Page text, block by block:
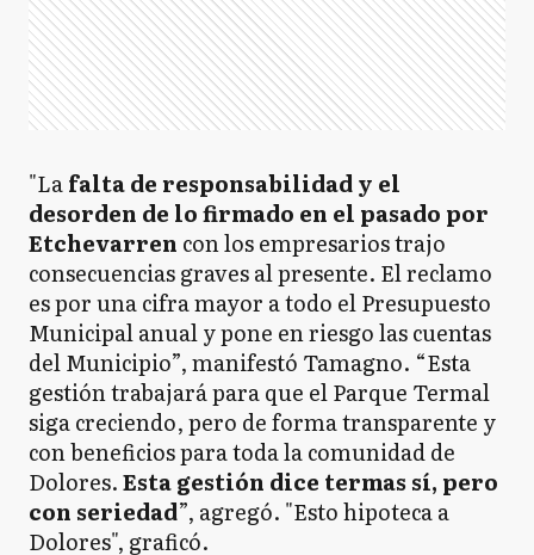
"Lafalta de responsabilidad y el
desorden de lo firmado en el pasado por
Etchevarren con los empresarios trajo
consecuencias graves al presente. El reclamo
es por una cifra mayor a todo el Presupuesto
Municipal anual y pone en riesgo las cuentas
del Municipio”, manifestó Tamagno. “Esta
gestión trabajará para que el Parque Termal
siga creciendo, pero de forma transparente y
con beneficios para toda la comunidad de
Dolores.Esta gestión dice termas sí, pero
con seriedad”, agregó. "Esto hipoteca a
Dolores", graficó.